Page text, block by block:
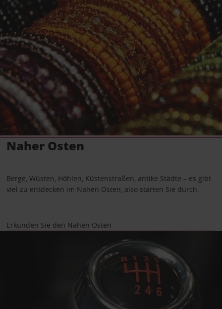
Naher Osten
Berge, Wüsten, Höhlen, Küstenstraßen, antike Städte – es gibt
viel zu entdecken im Nahen Osten, also starten Sie durch.
Erkunden Sie den Nahen Osten